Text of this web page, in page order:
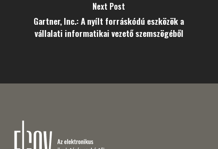
Next Post
Gartner, Inc.: A nyílt forráskódú eszközök a
vállalati informatikai vezető szemszögéből